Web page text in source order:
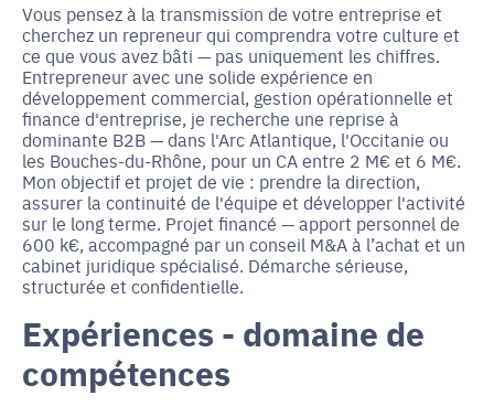
Vous pensez à la transmission de votre entreprise et
cherchez un repreneur qui comprendra votre culture et
ce que vous avez bâti — pas uniquement les chiffres.
Entrepreneur avec une solide expérience en
développement commercial, gestion opérationnelle et
finance d'entreprise, je recherche une reprise à
dominante B2B — dans l'Arc Atlantique, l'Occitanie ou
les Bouches-du-Rhône, pour un CA entre 2 M€ et 6 M€.
Mon objectif et projet de vie : prendre la direction,
assurer la continuité de l'équipe et développer l'activité
sur le long terme. Projet financé — apport personnel de
600 k€, accompagné par un conseil M&A à l’achat et un
cabinet juridique spécialisé. Démarche sérieuse,
structurée et confidentielle.
Expériences - domaine de
compétences